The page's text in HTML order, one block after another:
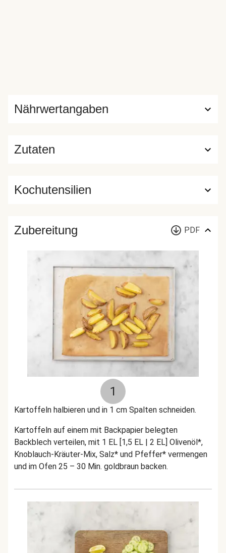
Zutaten
Nährwertangaben
Kochutensilien
Zubereitung PDF
1
Kartoffeln halbieren und in 1 cm Spalten schneiden.
Kartoffeln auf einem mit Backpapier belegten
Backblech verteilen, mit 1 EL [1,5 EL | 2 EL] Olivenöl*,
Knoblauch-Kräuter-Mix, Salz* und Pfeffer* vermengen
und im Ofen 25 – 30 Min. goldbraun backen.